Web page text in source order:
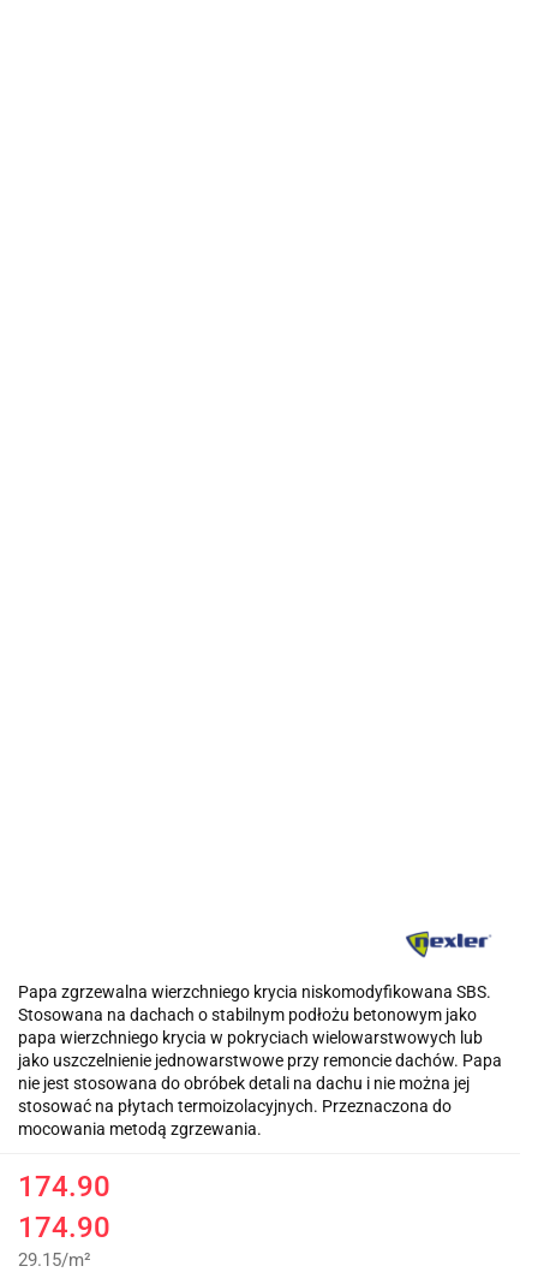
Papa zgrzewalna wierzchniego krycia niskomodyfikowana SBS.
Stosowana na dachach o stabilnym podłożu betonowym jako
papa wierzchniego krycia w pokryciach wielowarstwowych lub
jako uszczelnienie jednowarstwowe przy remoncie dachów. Papa
nie jest stosowana do obróbek detali na dachu i nie można jej
stosować na płytach termoizolacyjnych. Przeznaczona do
mocowania metodą zgrzewania.
174.90
174.90
29.15/m²